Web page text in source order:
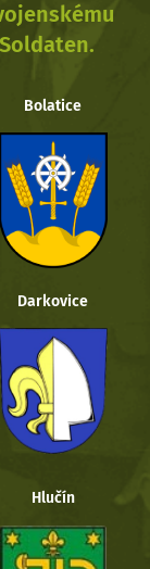
Bolatice
Darkovice
Hlučín